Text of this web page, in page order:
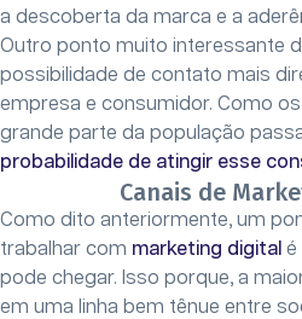
a descoberta da marca e a
Outro ponto muito interessante
possibilidade de contato mais
empresa e consumidor. Como
grande parte da população
probabilidade de atingir esse
Canais de
Como dito anteriormente, um
trabalhar com marketing digital é
pode chegar. Isso porque, a
em uma linha bem tênue entre